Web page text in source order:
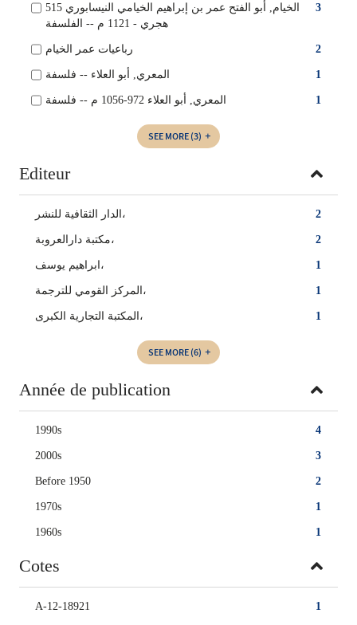
3
الخيام, أبو الفتح عمر بن إبراهيم الخيامي النيسابوري 515
هجري - 1121 م -- الفلسفة
2 رباعيات عمر الخيام
1 المعري, أبو العلاء -- فلسفة
1 المعري, أبو العلاء 972-1056 م -- فلسفة
SEE MORE (3)
Editeur
2 الدار الثقافية للنشر،
2 مكتبة دارالعروبة،
1 ابراهيم يوسف،
1 المركز القومي للترجمة،
1 المكتبة التجارية الكبرى،
SEE MORE (6)
Année de publication
4
1990s
3
2000s
2
Before 1950
1
1970s
1
1960s
Cotes
1
A-12-18921